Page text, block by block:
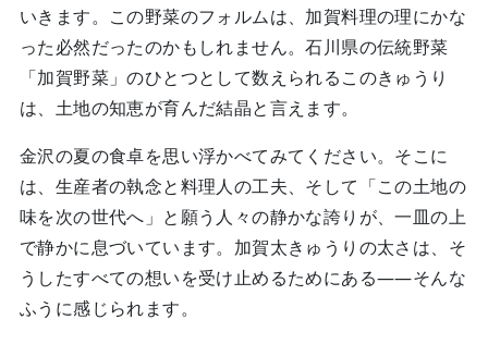
いきます。この野菜のフォルムは、加賀料理の理にかな
った必然だったのかもしれません。石川県の伝統野菜
「加賀野菜」のひとつとして数えられるこのきゅうり
は、土地の知恵が育んだ結晶と言えます。
金沢の夏の食卓を思い浮かべてみてください。そこに
は、生産者の執念と料理人の工夫、そして「この土地の
味を次の世代へ」と願う人々の静かな誇りが、一皿の上
で静かに息づいています。加賀太きゅうりの太さは、そ
うしたすべての想いを受け止めるためにある——そんな
ふうに感じられます。